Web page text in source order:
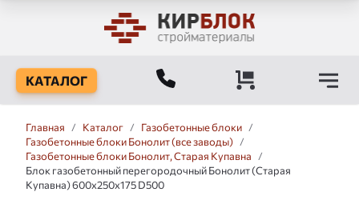
КАТАЛОГ
Главная / Каталог / Газобетонные блоки /
Газобетонные блоки Бонолит (все заводы) /
Газобетонные блоки Бонолит, Старая Купавна
/
Блок газобетонный перегородочный Бонолит (Старая
Купавна) 600x250x175 D500